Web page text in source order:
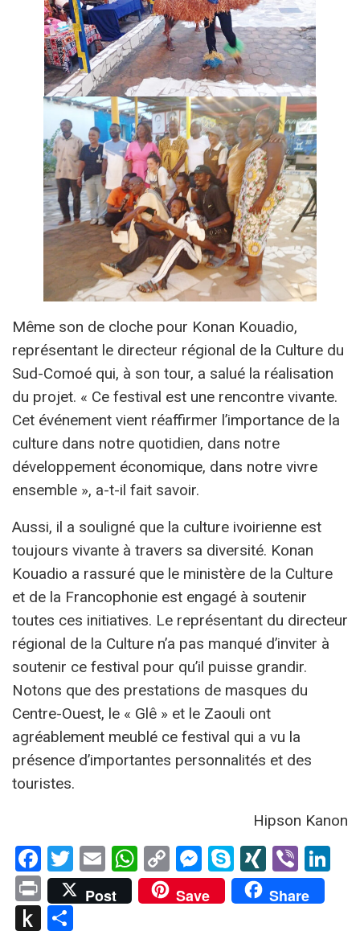
Même son de cloche pour Konan Kouadio,
représentant le directeur régional de la Culture du
Sud-Comoé qui, à son tour, a salué la réalisation
du projet. « Ce festival est une rencontre vivante.
Cet événement vient réaffirmer l’importance de la
culture dans notre quotidien, dans notre
développement économique, dans notre vivre
ensemble », a-t-il fait savoir.
Aussi, il a souligné que la culture ivoirienne est
toujours vivante à travers sa diversité. Konan
Kouadio a rassuré que le ministère de la Culture
et de la Francophonie est engagé à soutenir
toutes ces initiatives. Le représentant du directeur
régional de la Culture n’a pas manqué d’inviter à
soutenir ce festival pour qu’il puisse grandir.
Notons que des prestations de masques du
Centre-Ouest, le « Glê » et le Zaouli ont
agréablement meublé ce festival qui a vu la
présence d’importantes personnalités et des
touristes.
Hipson Kanon
Facebook
Twitter
EmailWhatsApp
Copy
Link
Messenger
SkypeXING
Viber
PrintPost Save Share
Push